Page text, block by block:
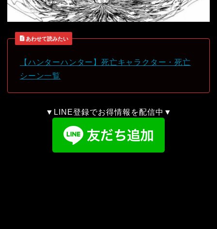
あわせて読みたい
【ハンターハンター】死亡キャラクター・死亡
シーン一覧
▼LINE登録でお得情報を配信中▼